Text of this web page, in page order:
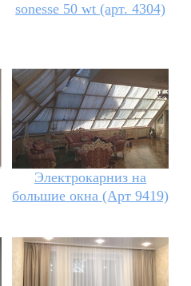
sonesse 50 wt (арт. 4304)
Электрокарниз на
большие окна (Арт 9419)